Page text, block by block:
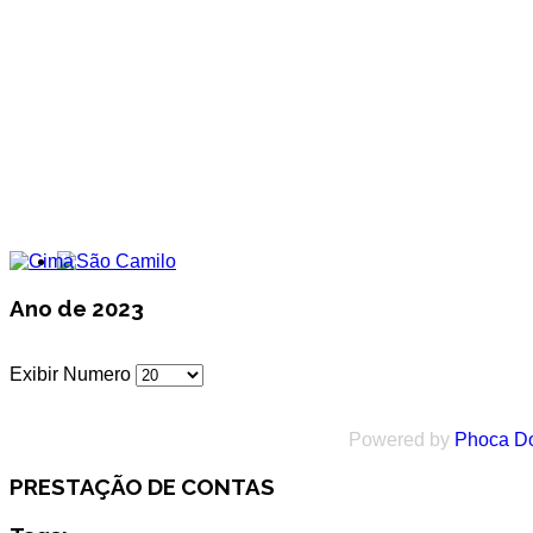
Ano de 2023
Exibir Numero
Powered by Phoca
PRESTAÇÃO DE CONTAS